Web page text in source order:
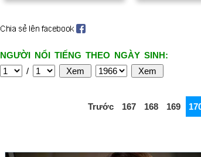
NGƯỜI NỔI TIẾNG THEO NGÀY SINH:
/
Trước 167 168 169